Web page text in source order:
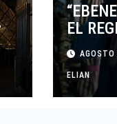
EL
PASO
ELIAN